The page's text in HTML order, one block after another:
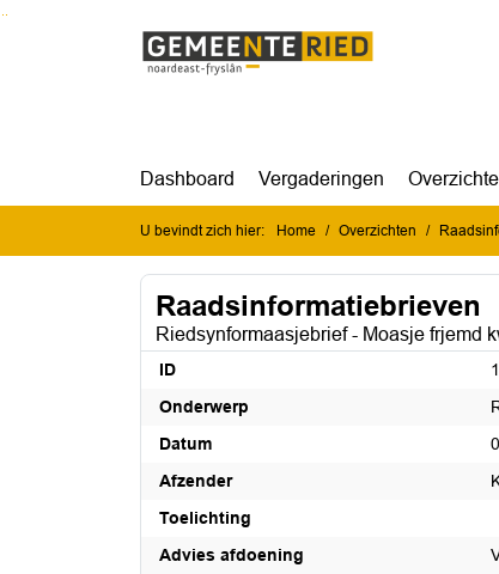
Ga naar de inhoud van deze pagina
Ga naar het zoeken
Ga naar het menu
Dashboard Vergaderingen
U bevindt zich hier: Home Overzichten
Raadsinformatiebrieven
Riedsynformaasjebrief - Moasje frjemd
ID
Onderwerp
Datum
Afzender
Toelichting
Advies afdoening